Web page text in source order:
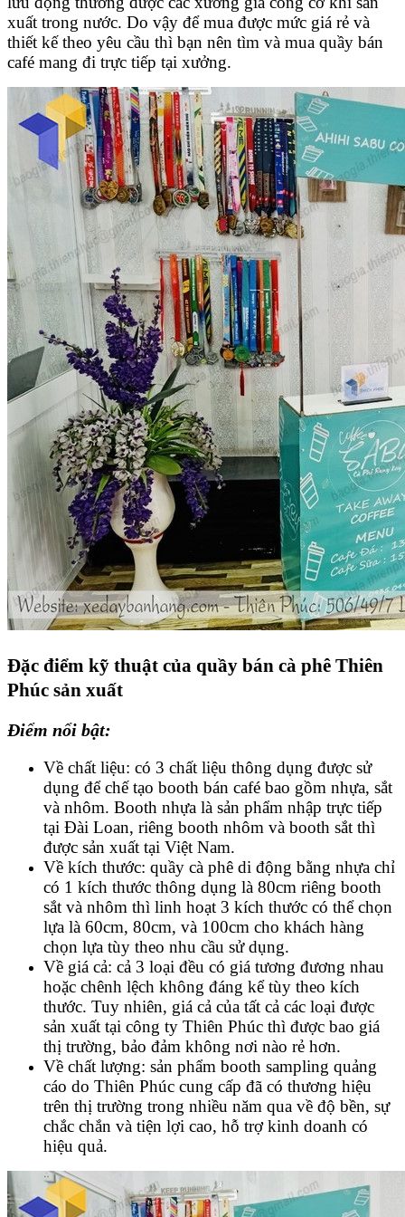
xuất trong nước. Do vậy để mua được mức giá rẻ và
thiết kế theo yêu cầu thì bạn nên tìm và mua quầy bán
café mang đi trực tiếp tại xưởng.
Đặc điểm kỹ thuật của quầy bán cà phê Thiên
Phúc sản xuất
Điểm nổi bật:
Về chất liệu: có 3 chất liệu thông dụng được sử
dụng để chế tạo booth bán café bao gồm nhựa, sắt
và nhôm. Booth nhựa là sản phẩm nhập trực tiếp
tại Đài Loan, riêng booth nhôm và booth sắt thì
được sản xuất tại Việt Nam.
Về kích thước: quầy cà phê di động bằng nhựa chỉ
có 1 kích thước thông dụng là 80cm riêng booth
sắt và nhôm thì linh hoạt 3 kích thước có thể chọn
lựa là 60cm, 80cm, và 100cm cho khách hàng
chọn lựa tùy theo nhu cầu sử dụng.
Về giá cả: cả 3 loại đều có giá tương đương nhau
hoặc chênh lệch không đáng kể tùy theo kích
thước. Tuy nhiên, giá cả của tất cả các loại được
sản xuất tại công ty Thiên Phúc thì được bao giá
thị trường, bảo đảm không nơi nào rẻ hơn.
Về chất lượng: sản phẩm booth sampling quảng
cáo do Thiên Phúc cung cấp đã có thương hiệu
trên thị trường trong nhiều năm qua về độ bền, sự
chắc chắn và tiện lợi cao, hỗ trợ kinh doanh có
hiệu quả.